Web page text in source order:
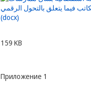
159 KB
Приложение 1